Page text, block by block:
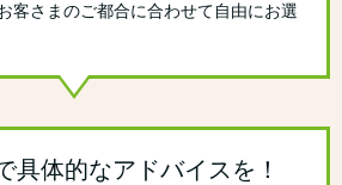
客さまのご都合に合わせて自由にお選
具体的なアドバイスを！